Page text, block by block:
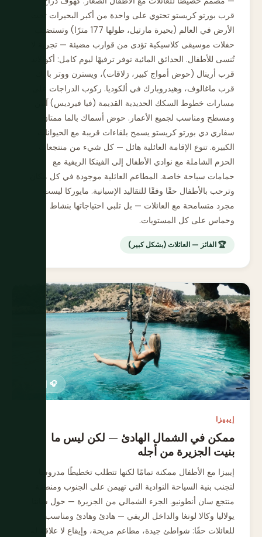
قرب بورتو كريستو تحتوي على واحدة من أكبر البحيرات تحت
الأرض في العالم (بحيرة مارتيل، طولها 177 مترًا) وتستضيف
حفلات موسيقى كلاسيكية تؤدى من قوارب مضيئة — تجربة لا
تُنسى للأطفال. الحدائق المائية توفر ترفيهًا ليوم كامل: أكوالاند
قرب أرينال (حوض أمواج كبير، زلاقات)، ويسترن ووتر بارك
قرب ماغالوف، وهيدروبارك في ألكوديا. ركوب الدراجات على
مسارات خطوط السكك الحديدية القديمة (فيا فيرديس) آمن
ومسطح ومناسب لجميع الأعمار. حوض أسماك بالما ممتاز.
سفاري دي بورتو كريستو يسمح بلقاءات قريبة مع الحيوانات
الكبيرة. تنوع الإقامة العائلية هائل — كل شيء من منتجعات
الحزم الشاملة مع نوادي الأطفال إلى الفينكا الريفية مع
حمامات سباحة خاصة. المطاعم العائلية موجودة في كل مكان
وترحب بالأطفال حقًا وفقًا للتقاليد الإسبانية. مايوركا ليست
مجرد متسامحة مع العائلات — بل تلبي احتياجاتها بنشاط
وحماس على كل المستويات.
🏆 الفائز — العائلات (بشكل كبير)
🎧 إيبيزا
إيبيزا
ممكن في الشمال الهادئ — لكن ليس ما
بنيت الجزيرة من أجله
إيبيزا مع الأطفال ممكنة تمامًا لكنها تتطلب تخطيطًا مدروسًا
لتجنب بنية السياحة النوادية التي تهيمن على الجنوب ومنطقة
منتجع سان أنطونيو. الجزء الشمالي من الجزيرة — حول سانتا
يولاليا وكالا لونغا والداخل الريفي — هادئ وهادئ ومناسب
للعائلات حقًا: شواطئ جيدة، مطاعم مريحة، وإيقاع لا علاقة له